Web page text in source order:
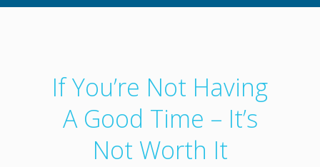
If You’re Not Having
A Good Time – It’s
Not Worth It